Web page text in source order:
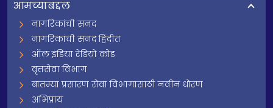
आमच्याबद्दल
नागरिकांची सनद
नागरिकांची सनद हिंदीत
ऑल इंडिया रेडियो कोड
वृत्तसेवा विभाग
बातम्या प्रसारण सेवा विभागासाठी नवीन धोरण
अभिप्राय